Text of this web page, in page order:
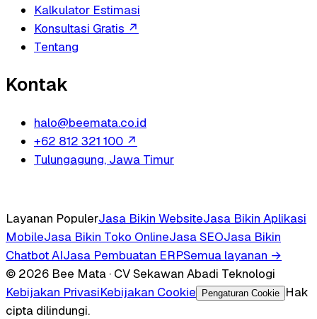
Kalkulator Estimasi
Konsultasi Gratis ↗
Tentang
Kontak
halo@beemata.co.id
+62 812 321 100 ↗
Tulungagung, Jawa Timur
Layanan PopulerJasa Bikin WebsiteJasa Bikin Aplikasi
MobileJasa Bikin Toko OnlineJasa SEOJasa Bikin
Chatbot AIJasa Pembuatan ERPSemua layanan →
© 2026 Bee Mata · CV Sekawan Abadi Teknologi
Kebijakan PrivasiKebijakan Cookie Pengaturan Cookie
Hak
cipta dilindungi.